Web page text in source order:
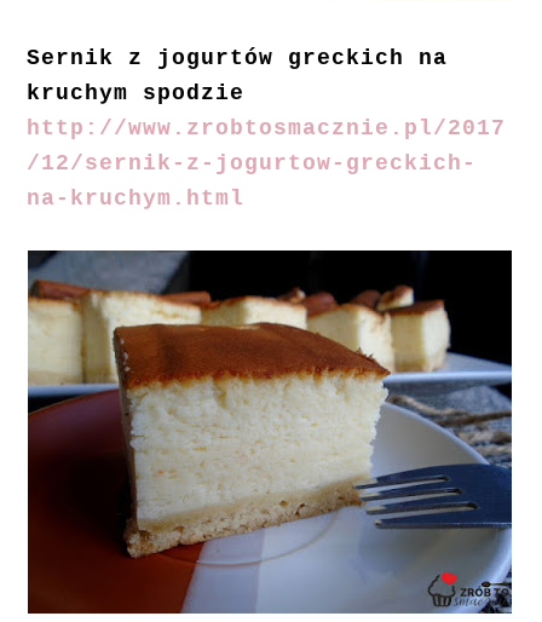
Sernik z jogurtów greckich na
kruchym spodzie
http://www.zrobtosmacznie.pl/2017
/12/sernik-z-jogurtow-greckich-
na-kruchym.html